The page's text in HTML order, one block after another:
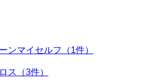
ンマイセルフ（1件）
ス（3件）